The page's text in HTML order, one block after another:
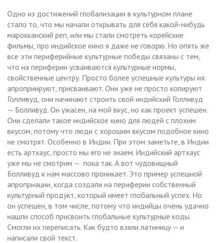
Одно из достижений глобализации в культурном плане
стало то, что мы начали открывать для себя какой-нибудь
марокканский реп, или мы стали смотреть корейские
фильмы, про индийское кино я даже не говорю. Но опять же
все эти периферийные культурные победы связаны с тем,
что на периферии усваиваются культурные нормы,
свойственные центру. Просто более успешные культуры их
апроприируют, присваивают. Они уже не просто копируют
Голливуд, они начинают строить свой индийский Голливуд
— Болливуд. Он ужасен, на мой вкус, но как проект успешен.
Они сделали такое индийское кино для людей с плохим
вкусом, потому что люди с хорошим вкусом подобное кино
не смотрят. Особенно в Индии. При этом заметьте, в Индии
есть артхаус, просто мы его не знаем. Индийский артхаус
уже мы не смотрим — пока так. А вот чудовищный
Болливуд к нам массово проникает. Это пример успешной
апроприации, когда создали на периферии собственный
культурный продукт, который имеет глобальный успех. Но
он успешен, в том числе, потому что индийцы очень удачно
нашли способ присвоить глобальные культурные коды.
Смогли их переписать. Как будто взяли латиницу — и
написали свой текст.